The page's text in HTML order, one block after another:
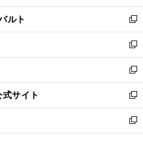
開
く
ウ
で
開
く
ン
ド
ウ
で
開
く
ウ
ィ
ン
ド
ウ
で
開
く
ルト
新
し
い
ウ
ィ
ン
ド
ウ
で
開
新
し
い
ウ
ィ
ン
ド
ウ
新
し
い
ウ
ィ
ン
サイト
新
し
い
ウ
新
し